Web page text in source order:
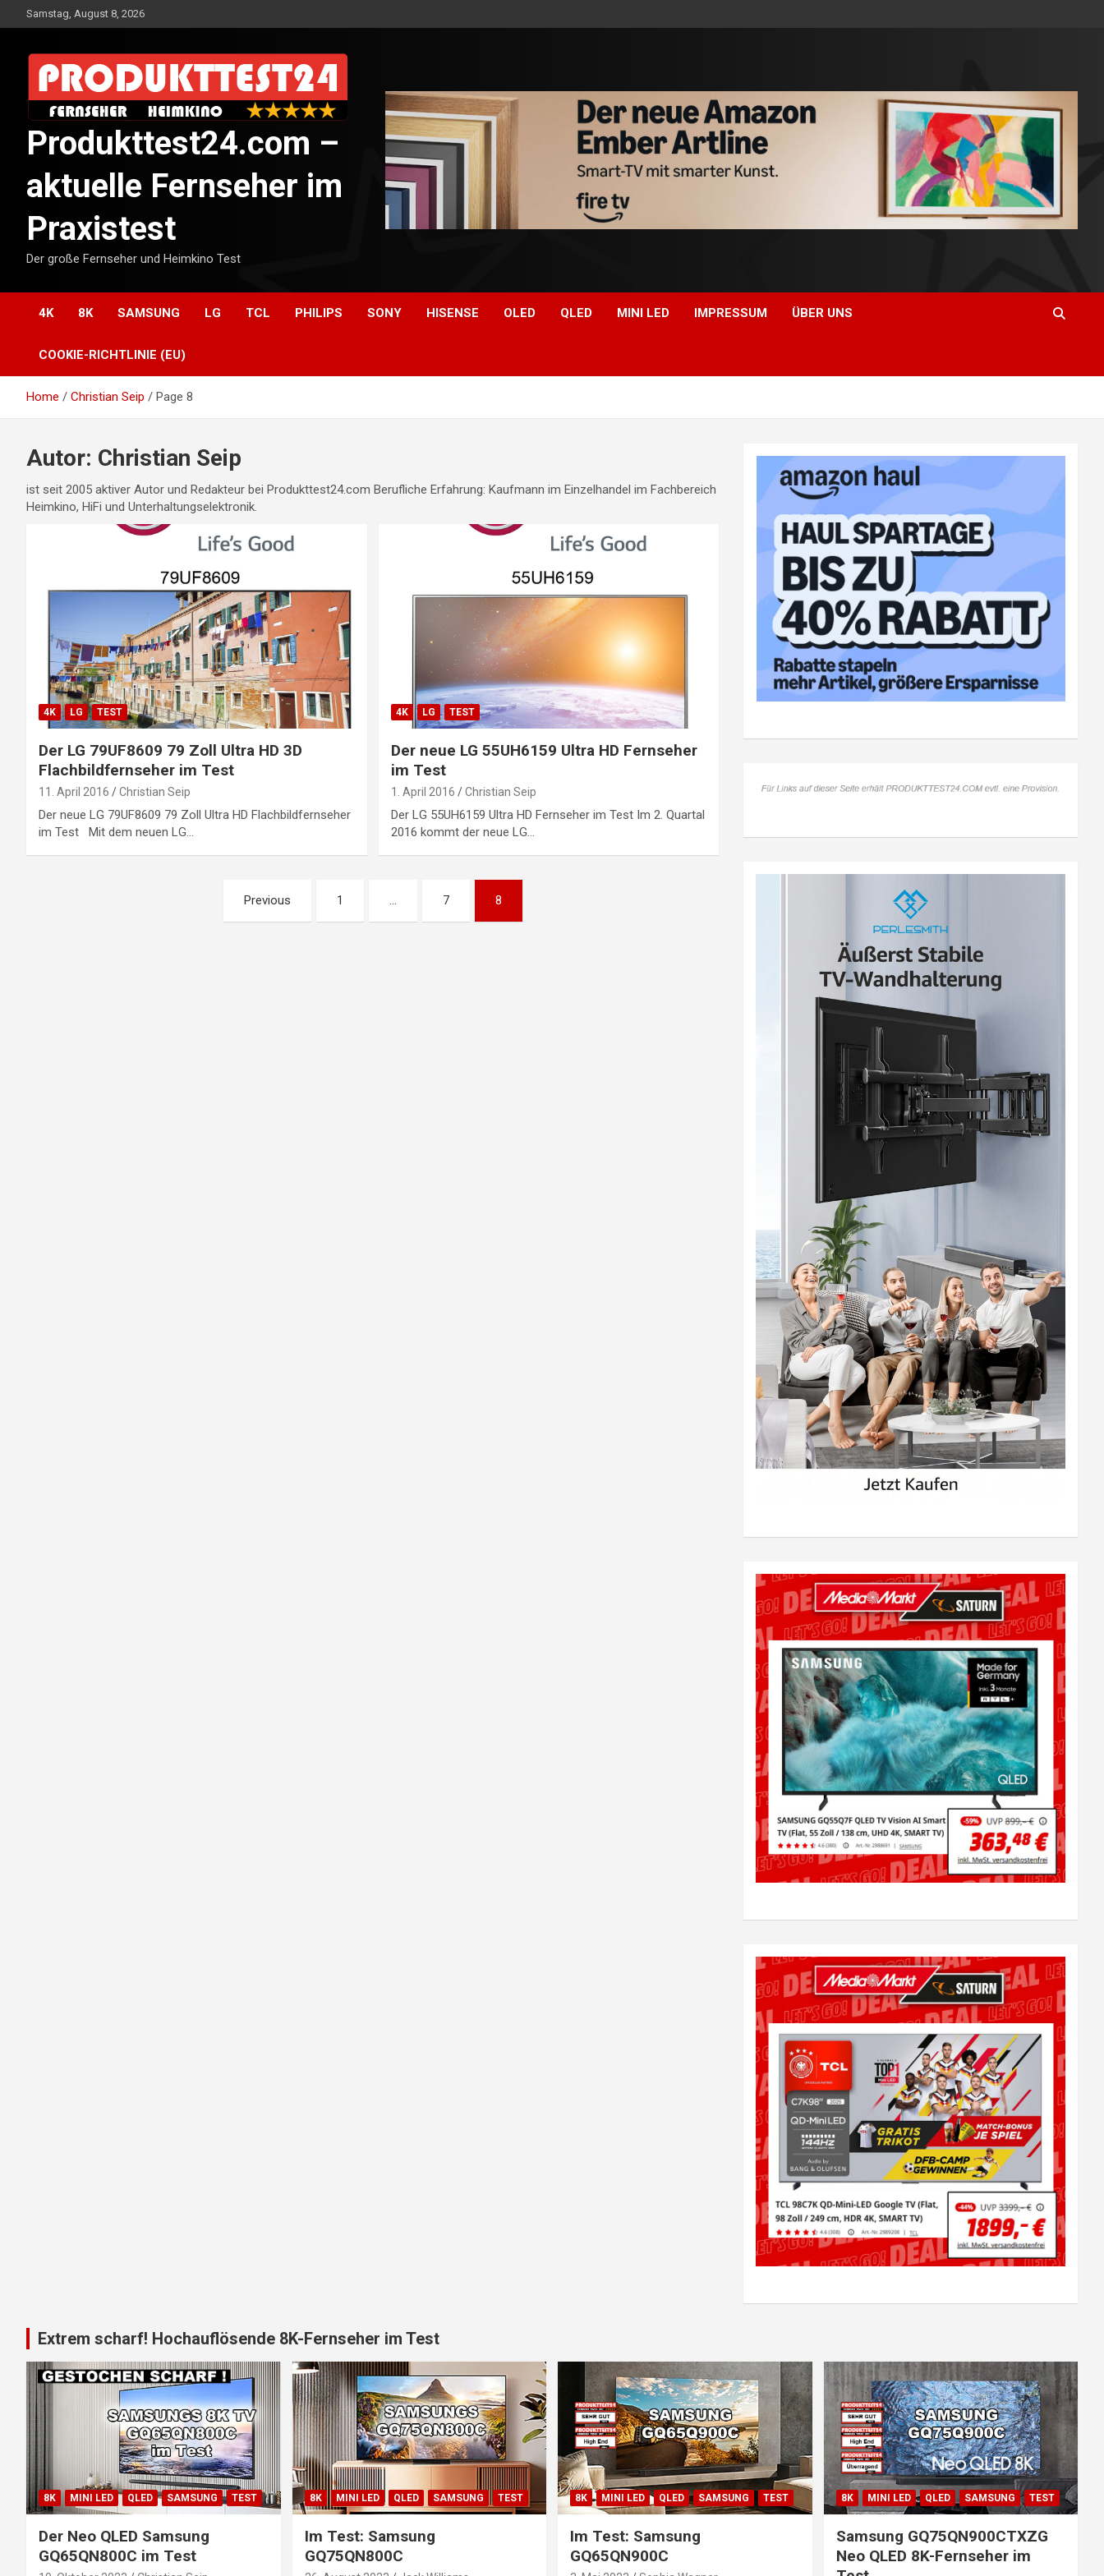
to
Samstag, August 8, 2026
Produkttest24.com –
aktuelle Fernseher im
Praxistest
Der große Fernseher und Heimkino Test
4K 8K SAMSUNG LG TCL PHILIPS SONY HISENSE OLED QLED MINI LED IMPRESSUM ÜBER UNS
COOKIE-RICHTLINIE (EU)
Home Christian Seip Page 8
Autor: Christian Seip
ist seit 2005 aktiver Autor und Redakteur bei Produkttest24.com Berufliche Erfahrung: Kaufmann im Einzelhandel im Fachbereich
Heimkino, HiFi und Unterhaltungselektronik.
4K LG TEST
Der LG 79UF8609 79 Zoll Ultra HD 3D
Flachbildfernseher im Test
11. April 2016 Christian Seip
Der neue LG 79UF8609 79 Zoll Ultra HD Flachbildfernseher
im Test Mit dem neuen LG…
4K LG TEST
Der neue LG 55UH6159 Ultra HD Fernseher
im Test
1. April 2016 Christian Seip
Der LG 55UH6159 Ultra HD Fernseher im Test Im 2. Quartal
2016 kommt der neue LG…
Seitennummerierung
Previous 1 … 7 8
Extrem scharf! Hochauflösende 8K-Fernseher im Test
8K MINI LED QLED SAMSUNG TEST
Der Neo QLED Samsung
GQ65QN800C im Test
8K MINI LED QLED SAMSUNG TEST
Im Test: Samsung
GQ75QN800C
8K MINI LED QLED SAMSUNG TEST
Im Test: Samsung
GQ65QN900C
8K MINI LED QLED SAMSUNG TEST
Samsung GQ75QN900CTXZG
Neo QLED 8K-Fernseher im